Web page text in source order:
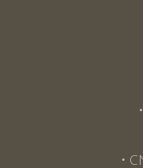
•